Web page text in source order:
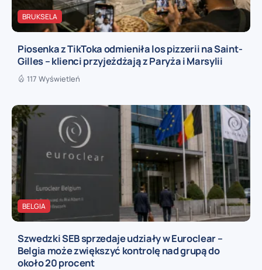
BRUKSELA
Piosenka z TikToka odmieniła los pizzerii na Saint-
Gilles – klienci przyjeżdżają z Paryża i Marsylii
117 Wyświetleń
BELGIA
Szwedzki SEB sprzedaje udziały w Euroclear –
Belgia może zwiększyć kontrolę nad grupą do
około 20 procent